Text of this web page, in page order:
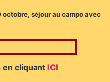
séjour au campo avec
en cliquantICI